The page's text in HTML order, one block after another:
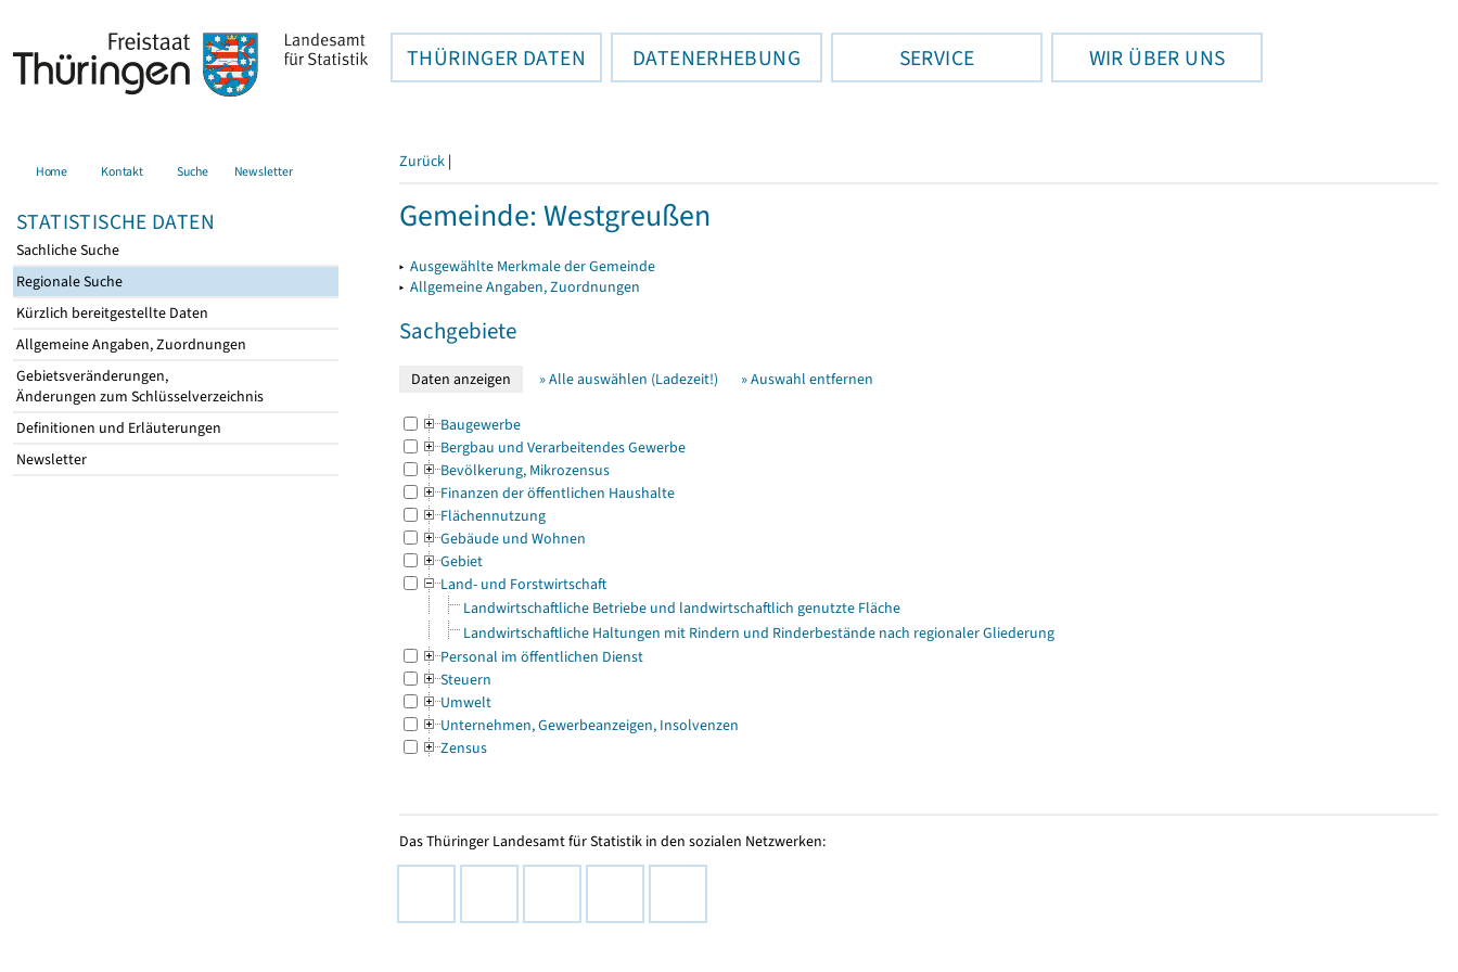
THÜRINGER DATEN DATENERHEBUNG SERVICE WIR ÜBER UNS
Home Kontakt Suche Newsletter
STATISTISCHE DATEN
Sachliche Suche
Regionale Suche
Kürzlich bereitgestellte Daten
Allgemeine Angaben, Zuordnungen
Gebietsveränderungen,
Änderungen zum Schlüsselverzeichnis
Definitionen und Erläuterungen
Newsletter
Zurück |
Gemeinde: Westgreußen
▸ Ausgewählte Merkmale der Gemeinde
▸ Allgemeine Angaben, Zuordnungen
Sachgebiete
» Alle auswählen (Ladezeit!) » Auswahl entfernen
Baugewerbe
Bergbau und Verarbeitendes Gewerbe
Bevölkerung, Mikrozensus
Finanzen der öffentlichen Haushalte
Flächennutzung
Gebäude und Wohnen
Gebiet
Land- und Forstwirtschaft
Landwirtschaftliche Betriebe und landwirtschaftlich genutzte Fläche
Landwirtschaftliche Haltungen mit Rindern und Rinderbestände nach regionaler Gliederung
Personal im öffentlichen Dienst
Steuern
Umwelt
Unternehmen, Gewerbeanzeigen, Insolvenzen
Zensus
Das Thüringer Landesamt für Statistik in den sozialen Netzwerken: